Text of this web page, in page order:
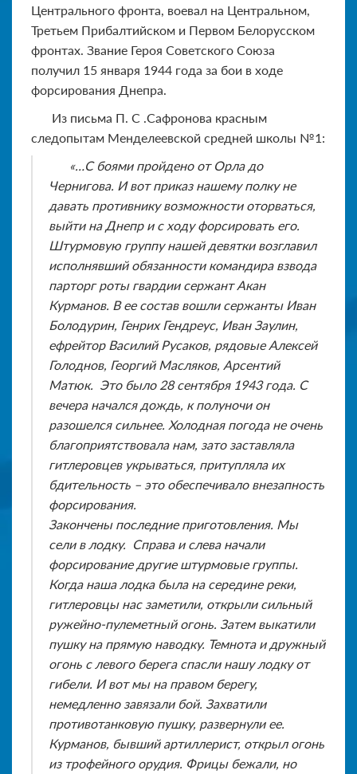
Центрального фронта, воевал на Центральном,
Третьем Прибалтийском и Первом Белорусском
фронтах. Звание Героя Советского Союза
получил 15 января 1944 года за бои в ходе
форсирования Днепра.
Из письма П. С .Сафронова красным
следопытам Менделеевской средней школы №1:
«…С боями пройдено от Орла до
Чернигова. И вот приказ нашему полку не
давать противнику возможности оторваться,
выйти на Днепр и с ходу форсировать его.
Штурмовую группу нашей девятки возглавил
исполнявший обязанности командира взвода
парторг роты гвардии сержант Акан
Курманов. В ее состав вошли сержанты Иван
Болодурин, Генрих Гендреус, Иван Заулин,
ефрейтор Василий Русаков, рядовые Алексей
Голоднов, Георгий Масляков, Арсентий
Матюк. Это было 28 сентября 1943 года. С
вечера начался дождь, к полуночи он
разошелся сильнее. Холодная погода не очень
благоприятствовала нам, зато заставляла
гитлеровцев укрываться, притупляла их
бдительность – это обеспечивало внезапность
форсирования.
Закончены последние приготовления. Мы
сели в лодку. Справа и слева начали
форсирование другие штурмовые группы.
Когда наша лодка была на середине реки,
гитлеровцы нас заметили, открыли сильный
ружейно-пулеметный огонь. Затем выкатили
пушку на прямую наводку. Темнота и дружный
огонь с левого берега спасли нашу лодку от
гибели. И вот мы на правом берегу,
немедленно завязали бой. Захватили
противотанковую пушку, развернули ее.
Курманов, бывший артиллерист, открыл огонь
из трофейного орудия. Фрицы бежали, но